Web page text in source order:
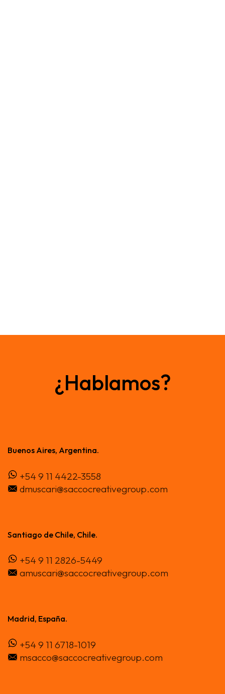
¿Hablamos?
Buenos Aires, Argentina.
+54 9 11 4422-3558
dmuscari@saccocreativegroup.com
Santiago de Chile, Chile.
+54 9 11 2826-5449
amuscari@saccocreativegroup.com
Madrid, España.
+54 9 11 6718-1019
msacco@saccocreativegroup.com